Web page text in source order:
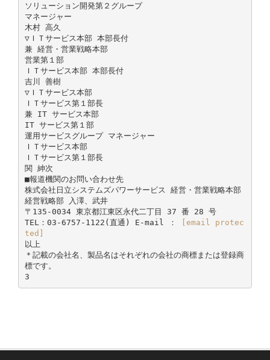
ソリューション開発第２グループ
マネージャー
木村 高久
▽ＩＴサービス本部 本部長付
兼 経営・営業戦略本部
営業第１部
ＩＴサービス本部 本部長付
吉川 善樹
▽ＩＴサービス本部
ＩＴサービス第１部長
兼 IT サービス本部
IT サービス第１部
運用サービスグループ マネージャー
ＩＴサービス本部
ＩＴサービス第１部長
関 紳次
■報道機関のお問い合わせ先
株式会社日立システムズパワーサービス 経営・営業戦略本部
経営戦略部 入澤、武井
〒135-0034 東京都江東区永代二丁目 37 番 28 号
TEL：03-6757-1122(直通) E-mail ：
[email protec
ted]
以上
＊記載の会社名、製品名はそれぞれの会社の商標または登録商
標です。